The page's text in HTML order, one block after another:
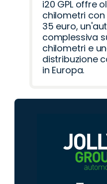
i20 GPL offre
chilometri
35 euro,
complessiva
chilometri e
distribuzione
in Europa.